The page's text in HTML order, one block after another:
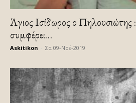
Άγιος Ισίδωρος ο
συμφέρει…
Askitikon Σα 09-Νοέ-2019